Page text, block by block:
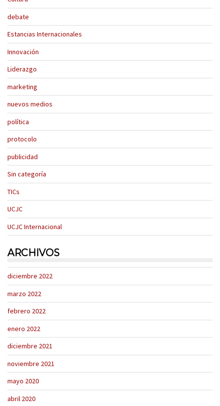
debate
Estancias Internacionales
Innovación
Liderazgo
marketing
nuevos medios
política
protocolo
publicidad
Sin categoría
TICs
UCJC
UCJC Internacional
ARCHIVOS
diciembre 2022
marzo 2022
febrero 2022
enero 2022
diciembre 2021
noviembre 2021
mayo 2020
abril 2020